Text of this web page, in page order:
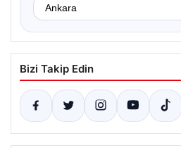
Bizi Takip Edin